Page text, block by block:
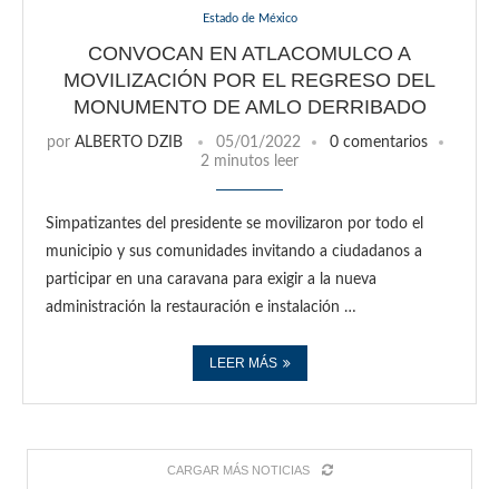
Estado de México
CONVOCAN EN ATLACOMULCO A
MOVILIZACIÓN POR EL REGRESO DEL
MONUMENTO DE AMLO DERRIBADO
por ALBERTO DZIB 05/01/2022
0 comentarios
2 minutos leer
Simpatizantes del presidente se movilizaron por todo el
municipio y sus comunidades invitando a ciudadanos a
participar en una caravana para exigir a la nueva
administración la restauración e instalación …
LEER MÁS
CARGAR MÁS NOTICIAS